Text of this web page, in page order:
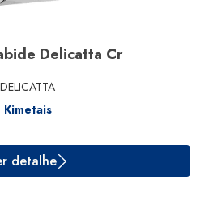
Delicatta Cr
DELICATTA
Kimetais